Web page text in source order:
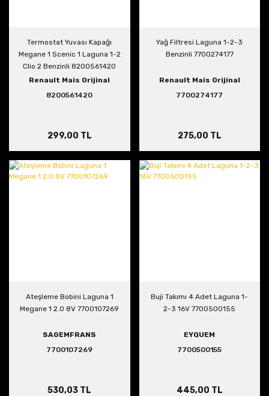
Termostat Yuvası Kapağı
Megane 1 Scenic 1 Laguna 1-2
Clio 2 Benzinli 8200561420
Renault Mais Orijinal
8200561420
299,00 TL
Yağ Filtresi Laguna 1-2-3
Benzinli 7700274177
Renault Mais Orijinal
7700274177
275,00 TL
Ateşleme Bobini Laguna 1
Megane 1 2.0 8V 7700107269
SAGEMFRANS
7700107269
530,03 TL
Buji Takımı 4 Adet Laguna 1-
2-3 16V 7700500155
EYQUEM
7700500155
445,00 TL